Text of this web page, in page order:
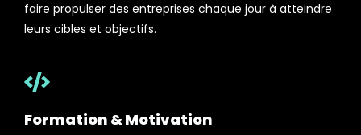
faire propulser des entreprises chaque jour à atteindre
leurs cibles et objectifs.
Formation & Motivation